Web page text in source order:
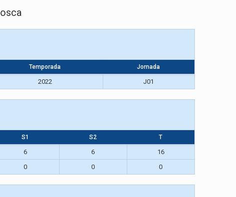
Temporada Jornada
2022 J01
S1 S2 T
6 6
16
0 0 0